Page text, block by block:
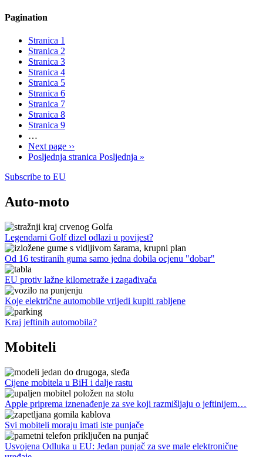
Pagination
Stranica 1
Stranica 2
Stranica 3
Stranica 4
Stranica 5
Stranica 6
Stranica 7
Stranica 8
Stranica 9
…
Next page ››
Posljednja stranica Posljednja »
Subscribe to EU
Auto-moto
Legendarni Golf dizel odlazi u povijest?
Od 16 testiranih guma samo jedna dobila ocjenu "dobar"
EU protiv lažne kilometraže i zagađivača
Koje električne automobile vrijedi kupiti rabljene
Kraj jeftinih automobila?
Mobiteli
Cijene mobitela u BiH i dalje rastu
Apple priprema iznenađenje za sve koji razmišljaju o jeftinijem…
Svi mobiteli moraju imati iste punjače
Usvojena Odluka u EU: Jedan punjač za sve male elektronične